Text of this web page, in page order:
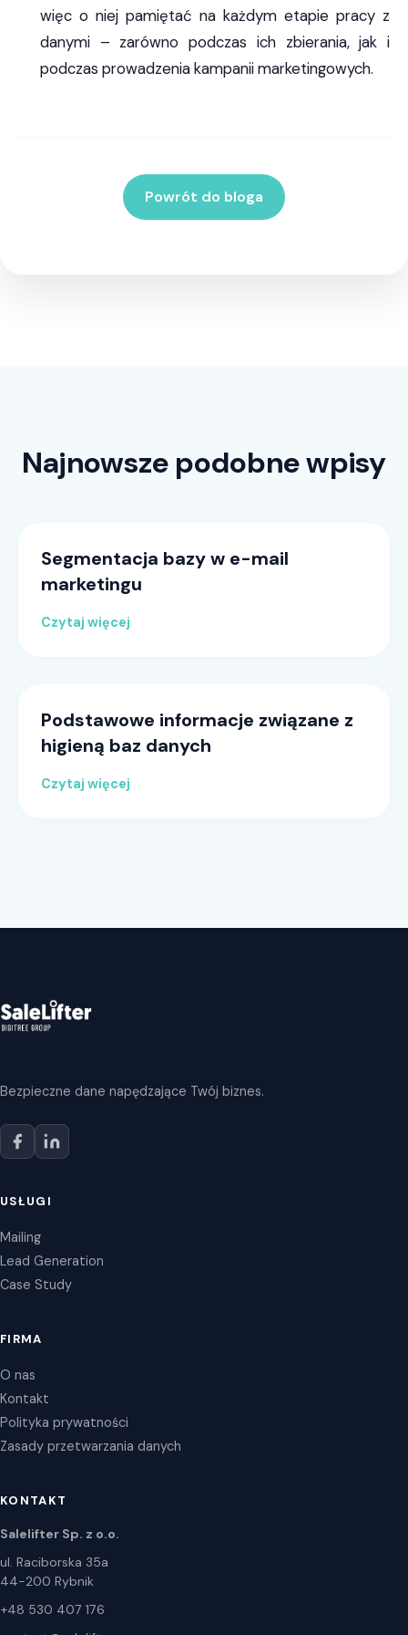
więc o niej pamiętać na każdym etapie pracy z
danymi – zarówno podczas ich zbierania, jak i
podczas prowadzenia kampanii marketingowych.
Powrót do bloga
Najnowsze podobne wpisy
Segmentacja bazy w e-mail
marketingu
Czytaj więcej
Podstawowe informacje związane z
higieną baz danych
Czytaj więcej
Bezpieczne dane napędzające Twój biznes.
USŁUGI
Mailing
Lead Generation
Case Study
FIRMA
O nas
Kontakt
Polityka prywatności
Zasady przetwarzania danych
KONTAKT
Salelifter Sp. z o.o.
ul. Raciborska 35a
44-200 Rybnik
+48 530 407 176